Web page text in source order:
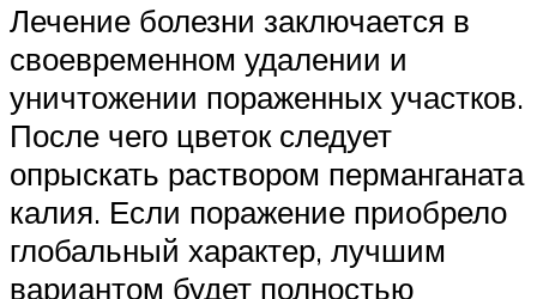
Лечение болезни заключается в
своевременном удалении и
уничтожении пораженных участков.
После чего цветок следует
опрыскать раствором перманганата
калия. Если поражение приобрело
глобальный характер, лучшим
вариантом будет полностью